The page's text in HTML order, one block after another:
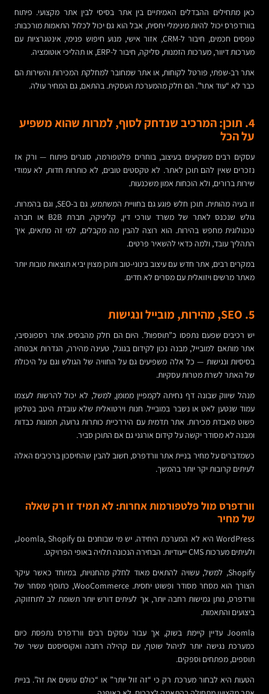
כאן מתחילים ההבדלים האמיתיים בין אתר בסיסי לבין אתר מקצועי. פיתוח
בוורדפרס יכול להיות מינימלי יחסית, אבל הוא גם יכול לכלול התאמות מורכבות:
טפסים חכמים, חיבור ל-CRM, אזור אישי, מנוע חיפוש פנימי, אינטגרציות עם
מערכות דיוור, מערכות הזמנות, סליקה, חיבור ל-ERP, או תהליכי אוטומציה.
אתר רב-שפתי, פורטל לקוחות, או אתר שמחובר למחלקת המכירות והשירות הם
כבר לא “עוד אתר”. הם חלק מהמערכת העסקית. בהתאם, גם המחיר עולה.
4. תוכן: המרכיב שנדחק לסוף, למרות שהוא משפיע
על הכל
עסקים רבים משקיעים בעיצוב, בוחרים פלטפורמה, סוגרים פיתוח — ורק אז
נזכרים שאין להם תוכן לאתר. לא טקסטים טובים, לא כותרות חדות, לא עמודי
שירות ברורים, ולא הוכחות אמון משכנעות.
זו בעיה מהותית. תוכן חלש פוגע גם בחוויית המשתמש, גם ב-SEO, וגם בהמרות.
גולש שנכנס לאתר של משרד עורכי דין, קליניקה, חברת B2B או חברה
טכנולוגית מחפש בהירות. הוא רוצה להבין מה מקבלים, למי זה מתאים, איך
התהליך עובד, ולמה כדאי להשאיר פרטים.
במקרים רבים, אתר חדש עם עיצוב בינוני-טוב ותוכן מצוין יביא תוצאות טובות יותר
מאתר מרשים ויזואלית עם מסרים לא חדים.
5. SEO, מהירות, מובייל ונגישות
יש רכיבים שפעם נתפסו כ”תוספות”. היום הם חלק מהבסיס. אתר רספונסיבי,
אתר מותאם למובייל, מבנה נכון לקידום בגוגל, טעינה מהירה, הגדרות אבטחה
בסיסיות ונגישות — כל אלה משפיעים גם על החוויה של הגולש וגם על היכולת
של האתר לשרת מטרות עסקיות.
מנהל שיווק שבונה דף נחיתה לקמפיין ממומן, למשל, לא יכול להרשות לעצמו
עמוד שנטען לאט או נשבר במובייל. חנות וירטואלית שלא עובדת היטב בטלפון
פשוט מאבדת מכירות. אתר תדמית עם היררכיית כותרות גרועה, תמונות כבדות
ומבנה לא מסודר יקשה על קידום אורגני גם אם התוכן סביר.
כשמדברים על מחיר בניית אתר וורדפרס, חשוב להבין שהחיסכון ברכיבים האלה
לעיתים קרובות יקר יותר בהמשך.
וורדפרס מול פלטפורמות אחרות: לא תמיד זו רק שאלה
של מחיר
WordPress היא לא המערכת היחידה. יש מי שבוחנים גם Joomla, Shopify,
ולעיתים מערכות CMS ייעודיות. הבחירה הנכונה תלויה באופי הפרויקט.
Shopify, למשל, עשויה להתאים מאוד לחלק מהחנויות, במיוחד כאשר עיקר
הצורך הוא מסחר מסודר ופשוט יחסית. WooCommerce, כתוסף מסחר של
וורדפרס, נותן גמישות רחבה יותר, אך לעיתים דורש יותר תשומת לב לתחזוקה,
ביצועים והתאמות.
Joomla עדיין קיימת בשוק, אך עבור עסקים רבים וורדפרס נתפסת כיום
כמערכת נגישה יותר לניהול שוטף, עם קהילה רחבה ואקוסיסטם עשיר של
תוספים, מפתחים וספקים.
הטעות היא לבחור מערכת רק כי “זה זול יותר” או “כולם עושים את זה”. בניית